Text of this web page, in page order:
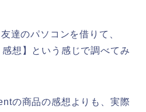
達のパソコンを借りて、
想】という感じで調べてみ
の商品の感想よりも、実際